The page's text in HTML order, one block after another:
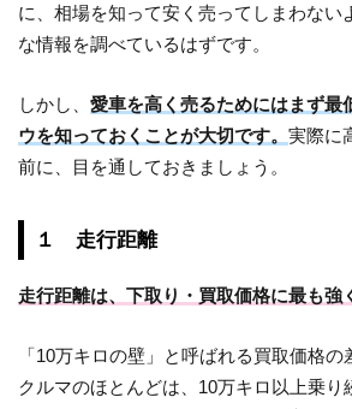
に、相場を知って安く売ってしまわない
な情報を調べているはずです。
しかし、愛車を高く売るためにはまず最
ウを知っておくことが大切です。実際に
前に、目を通しておきましょう。
１ 走行距離
走行距離は、下取り・買取価格に最も強
「10万キロの壁」と呼ばれる買取価格
クルマのほとんどは、10万キロ以上乗り